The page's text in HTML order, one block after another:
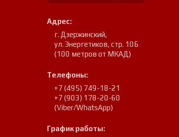
Адрес:
г. Дзержинский,
ул. Энергетиков, стр. 10Б
(100 метров от МКАД)
Телефоны:
+7 (495) 749-18-21
+7 (903) 178-20-60
(Viber/WhatsApp)
График работы: